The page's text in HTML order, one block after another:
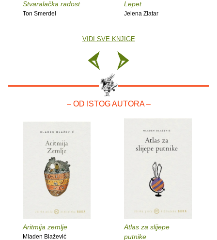
Stvaralačka radost
Ton Smerdel
Lepet
Jelena Zlatar
VIDI SVE KNJIGE
– OD ISTOG AUTORA –
Aritmija zemlje
Mladen Blažević
Atlas za slijepe
putnike